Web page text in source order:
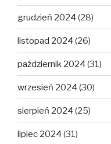
grudzień 2024 (28)
listopad 2024 (26)
październik 2024 (31)
wrzesień 2024 (30)
sierpień 2024 (25)
lipiec 2024 (31)